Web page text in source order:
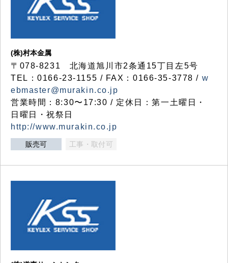
(株)村本金属
〒078-8231 北海道旭川市2条通15丁目左5号
TEL：0166-23-1155 / FAX：0166-35-3778 / w
ebmaster@murakin.co.jp
営業時間：8:30〜17:30 / 定休日：第一土曜日・
日曜日・祝祭日
http://www.murakin.co.jp
販売可 工事・取付可